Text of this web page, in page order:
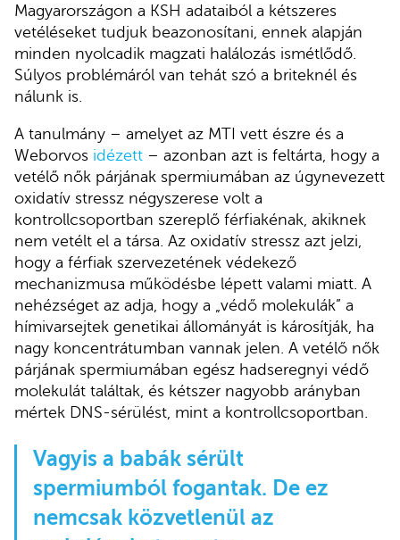
Magyarországon a KSH adataiból a kétszeres
vetéléseket tudjuk beazonosítani, ennek alapján
minden nyolcadik magzati halálozás ismétlődő.
Súlyos problémáról van tehát szó a briteknél és
nálunk is.
A tanulmány – amelyet az MTI vett észre és a
Weborvos idézett – azonban azt is feltárta, hogy a
vetélő nők párjának spermiumában az úgynevezett
oxidatív stressz négyszerese volt a
kontrollcsoportban szereplő férfiakénak, akiknek
nem vetélt el a társa. Az oxidatív stressz azt jelzi,
hogy a férfiak szervezetének védekező
mechanizmusa működésbe lépett valami miatt. A
nehézséget az adja, hogy a „védő molekulák” a
hímivarsejtek genetikai állományát is károsítják, ha
nagy koncentrátumban vannak jelen. A vetélő nők
párjának spermiumában egész hadseregnyi védő
molekulát találtak, és kétszer nagyobb arányban
mértek DNS-sérülést, mint a kontrollcsoportban.
Vagyis a babák sérült
spermiumból fogantak. De ez
nemcsak közvetlenül az